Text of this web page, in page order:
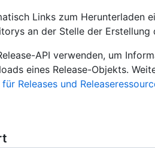
Links zum Herunterladen
an der Stelle der Erstellung
API verwenden, um
eines Release-Objekts.
Releases und